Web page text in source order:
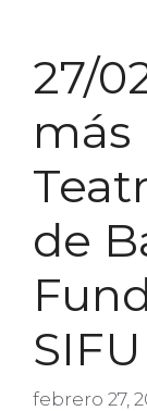
27/
más
de
SIFU
febrero 27,